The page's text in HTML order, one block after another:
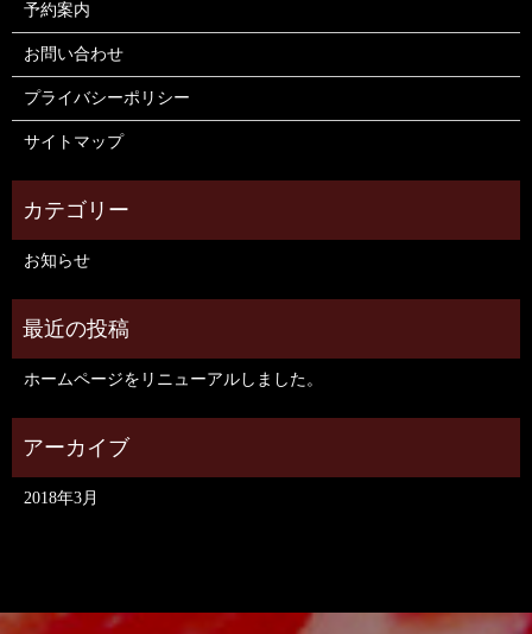
予約案内
お問い合わせ
プライバシーポリシー
サイトマップ
お知らせ
ホームページをリニューアルしました。
2018年3月